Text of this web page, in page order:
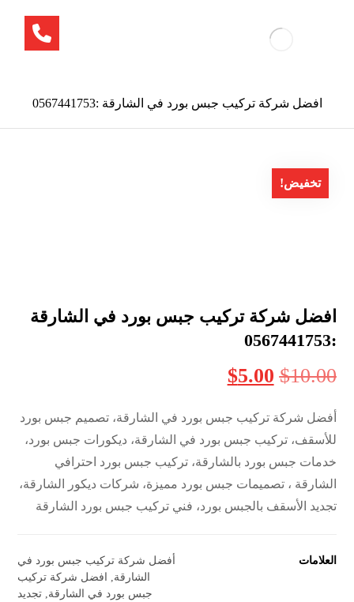
افضل شركة تركيب جبس بورد في الشارقة :0567441753
تخفيض!
افضل شركة تركيب جبس بورد في الشارقة
:0567441753
$10.00
$5.00
أفضل شركة تركيب جبس بورد في الشارقة، تصميم جبس بورد
للأسقف، تركيب جبس بورد في الشارقة، ديكورات جبس بورد،
خدمات جبس بورد بالشارقة، تركيب جبس بورد احترافي
الشارقة ، تصميمات جبس بورد مميزة، شركات ديكور الشارقة،
تجديد الأسقف بالجبس بورد، فني تركيب جبس بورد الشارقة
العلامات
أفضل شركة تركيب جبس بورد في
الشارقة
افضل شركة تركيب
جبس بورد في الشارقة تجديد